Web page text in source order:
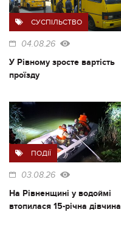
СУСПІЛЬСТВО
04.08.26
У Рівному зросте вартість
проїзду
ПОДІЇ
03.08.26
На Рівненщині у водоймі
втопилася 15-річна дівчина